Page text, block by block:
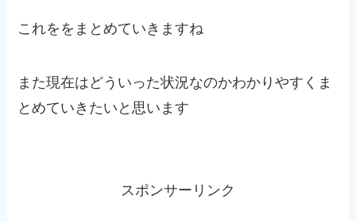
これををまとめていきますね
また現在はどういった状況なのかわかりやすくま
とめていきたいと思います
スポンサーリンク